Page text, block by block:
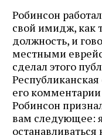
Робинсон
свой имидж, как
должность, и
местными
сделал этого
его
Робинсон
вам следующее: